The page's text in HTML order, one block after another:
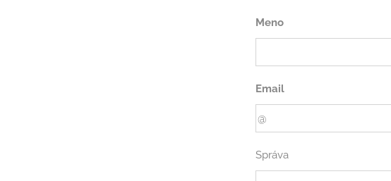
Meno
Email
Správa